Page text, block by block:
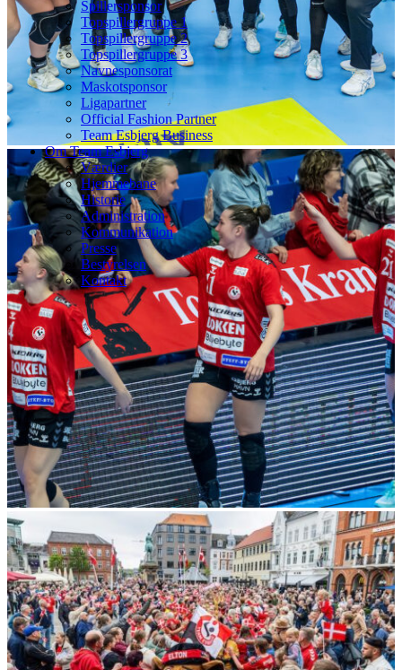
Spillersponsor
Topspillergruppe 1
Topspillergruppe 2
Topspillergruppe 3
Navnesponsorat
Maskotsponsor
Ligapartner
Official Fashion Partner
Team Esbjerg Business
Om Team Esbjerg
Værdier
Hjemmebane
Historie
Administration
Kommunikation
Presse
Bestyrelsen
Kontakt